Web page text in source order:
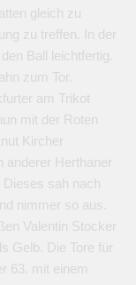
gleich zu
zu treffen. In der
Ball leichtfertig.
zum Tor.
am Trikot
mit der Roten
Kircher
anderer Herthaner
Dieses sah nach
nimmer so aus.
Valentin Stocker
Gelb. Die Tore für
63. mit einem